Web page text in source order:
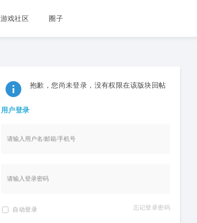
游戏社区 圈子
抱歉，您尚未登录，没有权限在该版块回帖
用户登录
自动登录 忘记登录密码